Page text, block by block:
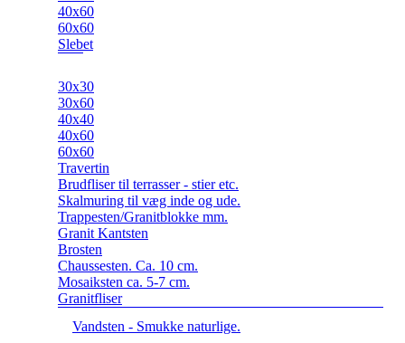
40x60
60x60
Slebet
30x30
30x60
40x40
40x60
60x60
Travertin
Brudfliser til terrasser - stier etc.
Skalmuring til væg inde og ude.
Trappesten/Granitblokke mm.
Granit Kantsten
Brosten
Chaussesten. Ca. 10 cm.
Mosaiksten ca. 5-7 cm.
Granitfliser
Vandsten - Smukke naturlige.